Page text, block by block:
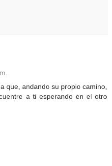
que, andando su propio camino,
a ti esperando en el otro